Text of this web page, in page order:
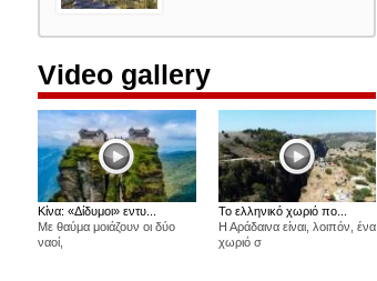
Video gallery
Κίνα: «Δίδυμοι» εντυ...
Με θαύμα μοιάζουν οι δύο
ναοί,
Το ελληνικό χωριό πο...
Η Αράδαινα είναι, λοιπόν, ένα
χωριό σ